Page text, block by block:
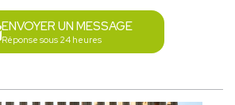
ENVOYER UN MESSAGE
Réponse sous 24 heures